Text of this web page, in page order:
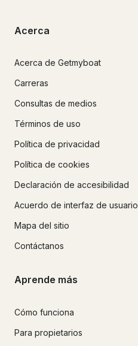
Acerca
Acerca de Getmyboat
Carreras
Consultas de medios
Términos de uso
Política de privacidad
Política de cookies
Declaración de accesibilidad
Acuerdo de interfaz de usuario
Mapa del sitio
Contáctanos
Aprende más
Cómo funciona
Para propietarios